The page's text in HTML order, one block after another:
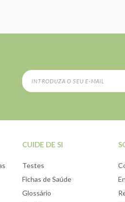
CUIDE DE SI
Testes
Fichas de Saúde
Glossário